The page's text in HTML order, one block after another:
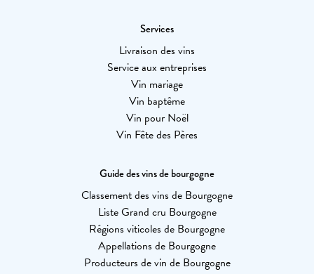
Services
Livraison des vins
Service aux entreprises
Vin mariage
Vin baptême
Vin pour Noël
Vin Fête des Pères
Guide des vins de bourgogne
Classement des vins de Bourgogne
Liste Grand cru Bourgogne
Régions viticoles de Bourgogne
Appellations de Bourgogne
Producteurs de vin de Bourgogne